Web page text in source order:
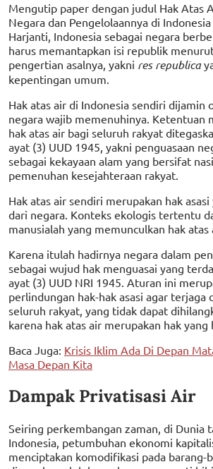
Mengutip paper dengan judul Hak Atas
Negara dan Pengelolaannya di
Harjanti, Indonesia sebagai negara
harus memantapkan isi republik
pengertian asalnya, yakni res republica
kepentingan umum.
Hak atas air di Indonesia sendiri dijamin
negara wajib memenuhinya. Ketentuan
hak atas air bagi seluruh rakyat
ayat (3) UUD 1945, yakni penguasaan
sebagai kekayaan alam yang bersifat
pemenuhan kesejahteraan rakyat.
Hak atas air sendiri merupakan hak
dari negara. Konteks ekologis tertentu
manusialah yang memunculkan hak atas
Karena itulah hadirnya negara dalam
sebagai wujud hak menguasai yang
ayat (3) UUD NRI 1945. Aturan ini
perlindungan hak-hak asasi agar terjaga
seluruh rakyat, yang tidak dapat
karena hak atas air merupakan hak
Baca Juga: Krisis Iklim Ada Di Depan
Masa Depan Kita
Dampak Privatisasi Air
Seiring perkembangan zaman, di Dunia
Indonesia, petumbuhan ekonomi
menciptakan komodifikasi pada barang-